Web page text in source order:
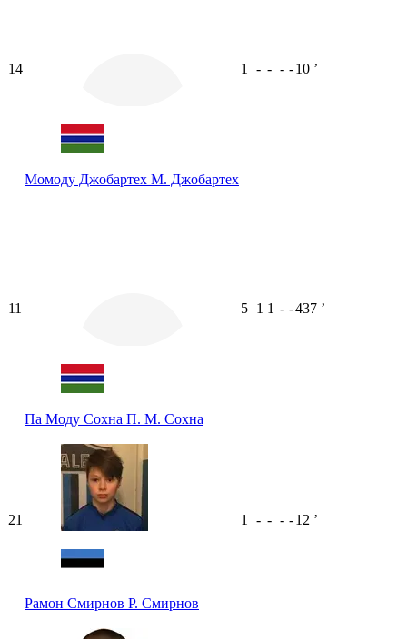
14
Момоду Джобартех М. Джобартех
1 - - - -10 ʼ
11
Па Моду Сохна П. М. Сохна
5 1 1 - -437 ʼ
21
Рамон Смирнов Р. Смирнов
1 - - - -12 ʼ